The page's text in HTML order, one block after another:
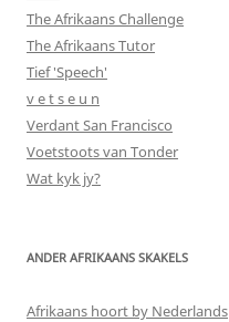
The Afrikaans Challenge
The Afrikaans Tutor
Tief 'Speech'
v e t s e u n
Verdant San Francisco
Voetstoots van Tonder
Wat kyk jy?
ANDER AFRIKAANS SKAKELS
Afrikaans hoort by Nederlands